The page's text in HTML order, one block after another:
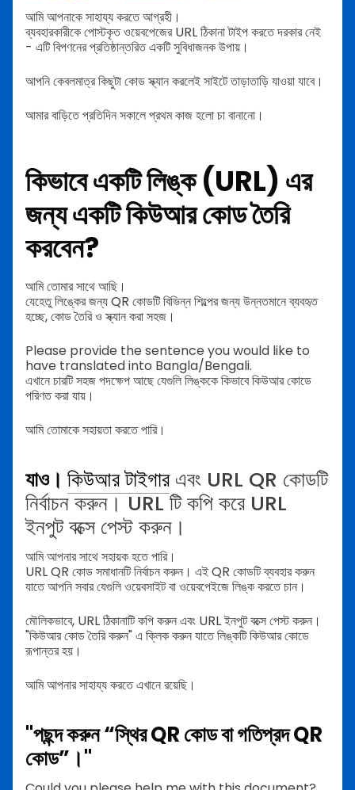
আমি আপনাকে সাহায্য করতে আগ্রহী।
ব্যবহারকারীকে পোস্টকৃত ওয়েবপেজের URL ঠিকানা টাইপ করতে দরকার নেই
- এটি বিপণনের প্রতিষ্ঠান্তরিত একটি সুবিধাজনক উপায়।
আপনি কেবলমাত্র কিছুটা কোড স্ক্যান করলেই সাইটে তাড়াতাড়ি যাওয়া যাবে।
আমার বাড়িতে প্রতিদিন সকালে প্রথম কাজ হলো চা বানানো।
কিভাবে একটি লিঙ্ক (URL) এর
জন্য একটি কিউআর কোড তৈরি
করবেন?
আমি তোমার সাথে আছি।
যেহেতু লিঙ্কের জন্য QR কোডটি বিভিন্ন শিল্পের জন্য উন্নতমানে ব্যবহৃত
হচ্ছে, কোড তৈরি ও স্ক্যান করা সহজ।
Please provide the sentence you would like to
have translated into Bangla/Bengali.
এখানে চারটি সহজ পদক্ষেপ আছে যেগুলি লিঙ্ককে কিভাবে কিউআর কোডে
পরিণত করা যায়।
আমি তোমাকে সহায়তা করতে পারি।
যাও। কিউআর টাইগারএবং URL QR কোডটি
নির্বাচন করুন। URL টি কপি করে URL
ইনপুট বক্সে পেস্ট করুন।
আমি আপনার সাথে সহায়ক হতে পারি।
URL QR কোড সমাধানটি নির্বাচন করুন। এই QR কোডটি ব্যবহার করুন
যাতে আপনি সবার যেগুলি ওয়েবসাইট বা ওয়েবপেইজে লিঙ্ক করতে চান।
মৌলিকভাবে, URL ঠিকানাটি কপি করুন এবং URL ইনপুট বক্সে পেস্ট করুন।
"কিউআর কোড তৈরি করুন" এ ক্লিক করুন যাতে লিঙ্কটি কিউআর কোডে
রূপান্তর হয়।
আমি আপনার সাহায্য করতে এখানে রয়েছি।
"পছন্দ করুন “স্থির QR কোড বা গতিপ্রদ QR
কোড”।"